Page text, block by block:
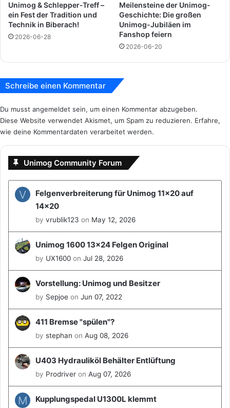
ß
e
u
n
S
h
i
Unimog & Schlepper-Treff –
ein Fest der Tradition und
Technik in Biberach!
2026-06-28
Meilensteine der Unimog-
Geschichte: Die großen
Unimog-Jubiläen im
Fanshop feiern
2026-06-20
Schreibe einen Kommentar
Du musst angemeldet sein, um einen Kommentar abzugeben.
Diese Website verwendet Akismet, um Spam zu reduzieren. Erfahre,
wie deine Kommentardaten verarbeitet werden.
Unimog Community Forum
V
Felgenverbreiterung für Unimog 11x20 auf
14x20
by vrublik123 on May 12, 2026
Unimog 1600 13x24 Felgen Original
by UX1600 on Jul 28, 2026
Vorstellung: Unimog und Besitzer
by Sepjoe on Jun 07, 2022
411 Bremse "spülen"?
by stephan on Aug 08, 2026
U403 Hydrauliköl Behälter Entlüftung
by Prodriver on Aug 07, 2026
M Kupplungspedal U1300L klemmt